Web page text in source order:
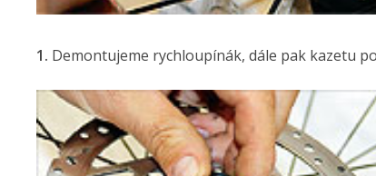
1. Demontujeme rychloupínák, dále pak kazetu